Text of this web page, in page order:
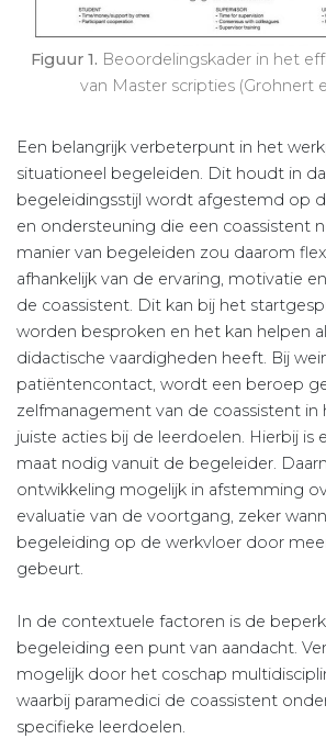
Figuur 1. Beoordelingskader in het
van Master scripties (Grohnert
Een belangrijk verbeterpunt in het
situationeel begeleiden. Dit houdt in
begeleidingsstijl wordt afgestemd op
en ondersteuning die een coassistent
manier van begeleiden zou daarom
afhankelijk van de ervaring, motivatie
de coassistent. Dit kan bij het
worden besproken en het kan helpen
didactische vaardigheden heeft. Bij
patiëntencontact, wordt een beroep
zelfmanagement van de coassistent in
juiste acties bij de leerdoelen. Hierbij is
maat nodig vanuit de begeleider.
ontwikkeling mogelijk in afstemming
evaluatie van de voortgang, zeker
begeleiding op de werkvloer door
gebeurt.
In de contextuele factoren is de
begeleiding een punt van aandacht.
mogelijk door het coschap
waarbij paramedici de coassistent
specifieke leerdoelen.